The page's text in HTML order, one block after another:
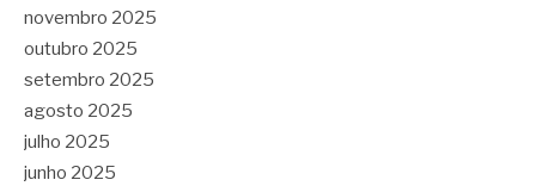
novembro 2025
outubro 2025
setembro 2025
agosto 2025
julho 2025
junho 2025